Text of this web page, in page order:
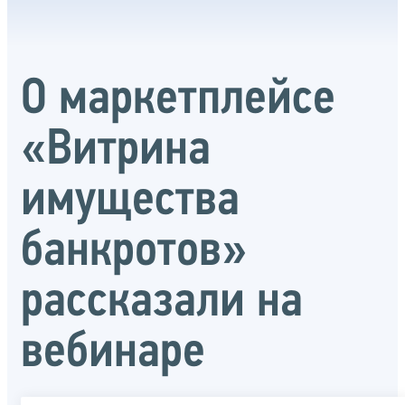
О маркетплейсе
«Витрина
имущества
банкротов»
рассказали на
вебинаре